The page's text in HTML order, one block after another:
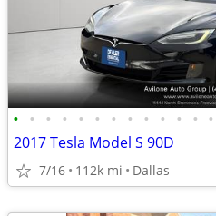
• • • • • • • • • • • • •
2017 Tesla Model S 90D
7/16 112k mi Dallas